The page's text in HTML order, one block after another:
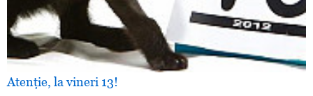
Atenţie, la vineri 13!